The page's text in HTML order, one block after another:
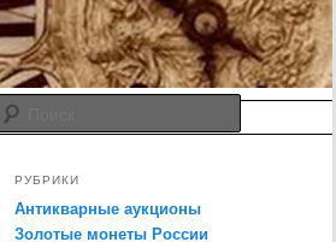
Поиск
РУБРИКИ
Антикварные аукционы
Золотые монеты России